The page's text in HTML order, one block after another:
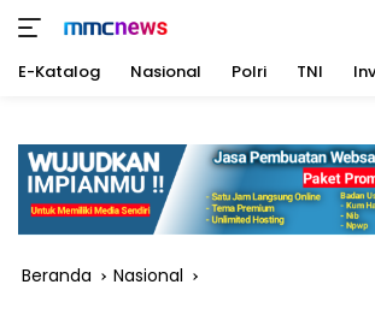
konten
E-Katalog Nasional Polri TNI
Beranda Nasional